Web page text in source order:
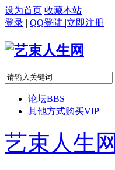
设为首页 收藏本站
登录 | QQ登陆 |立即注册
论坛BBS
其他方式购买VIP
艺束人生网